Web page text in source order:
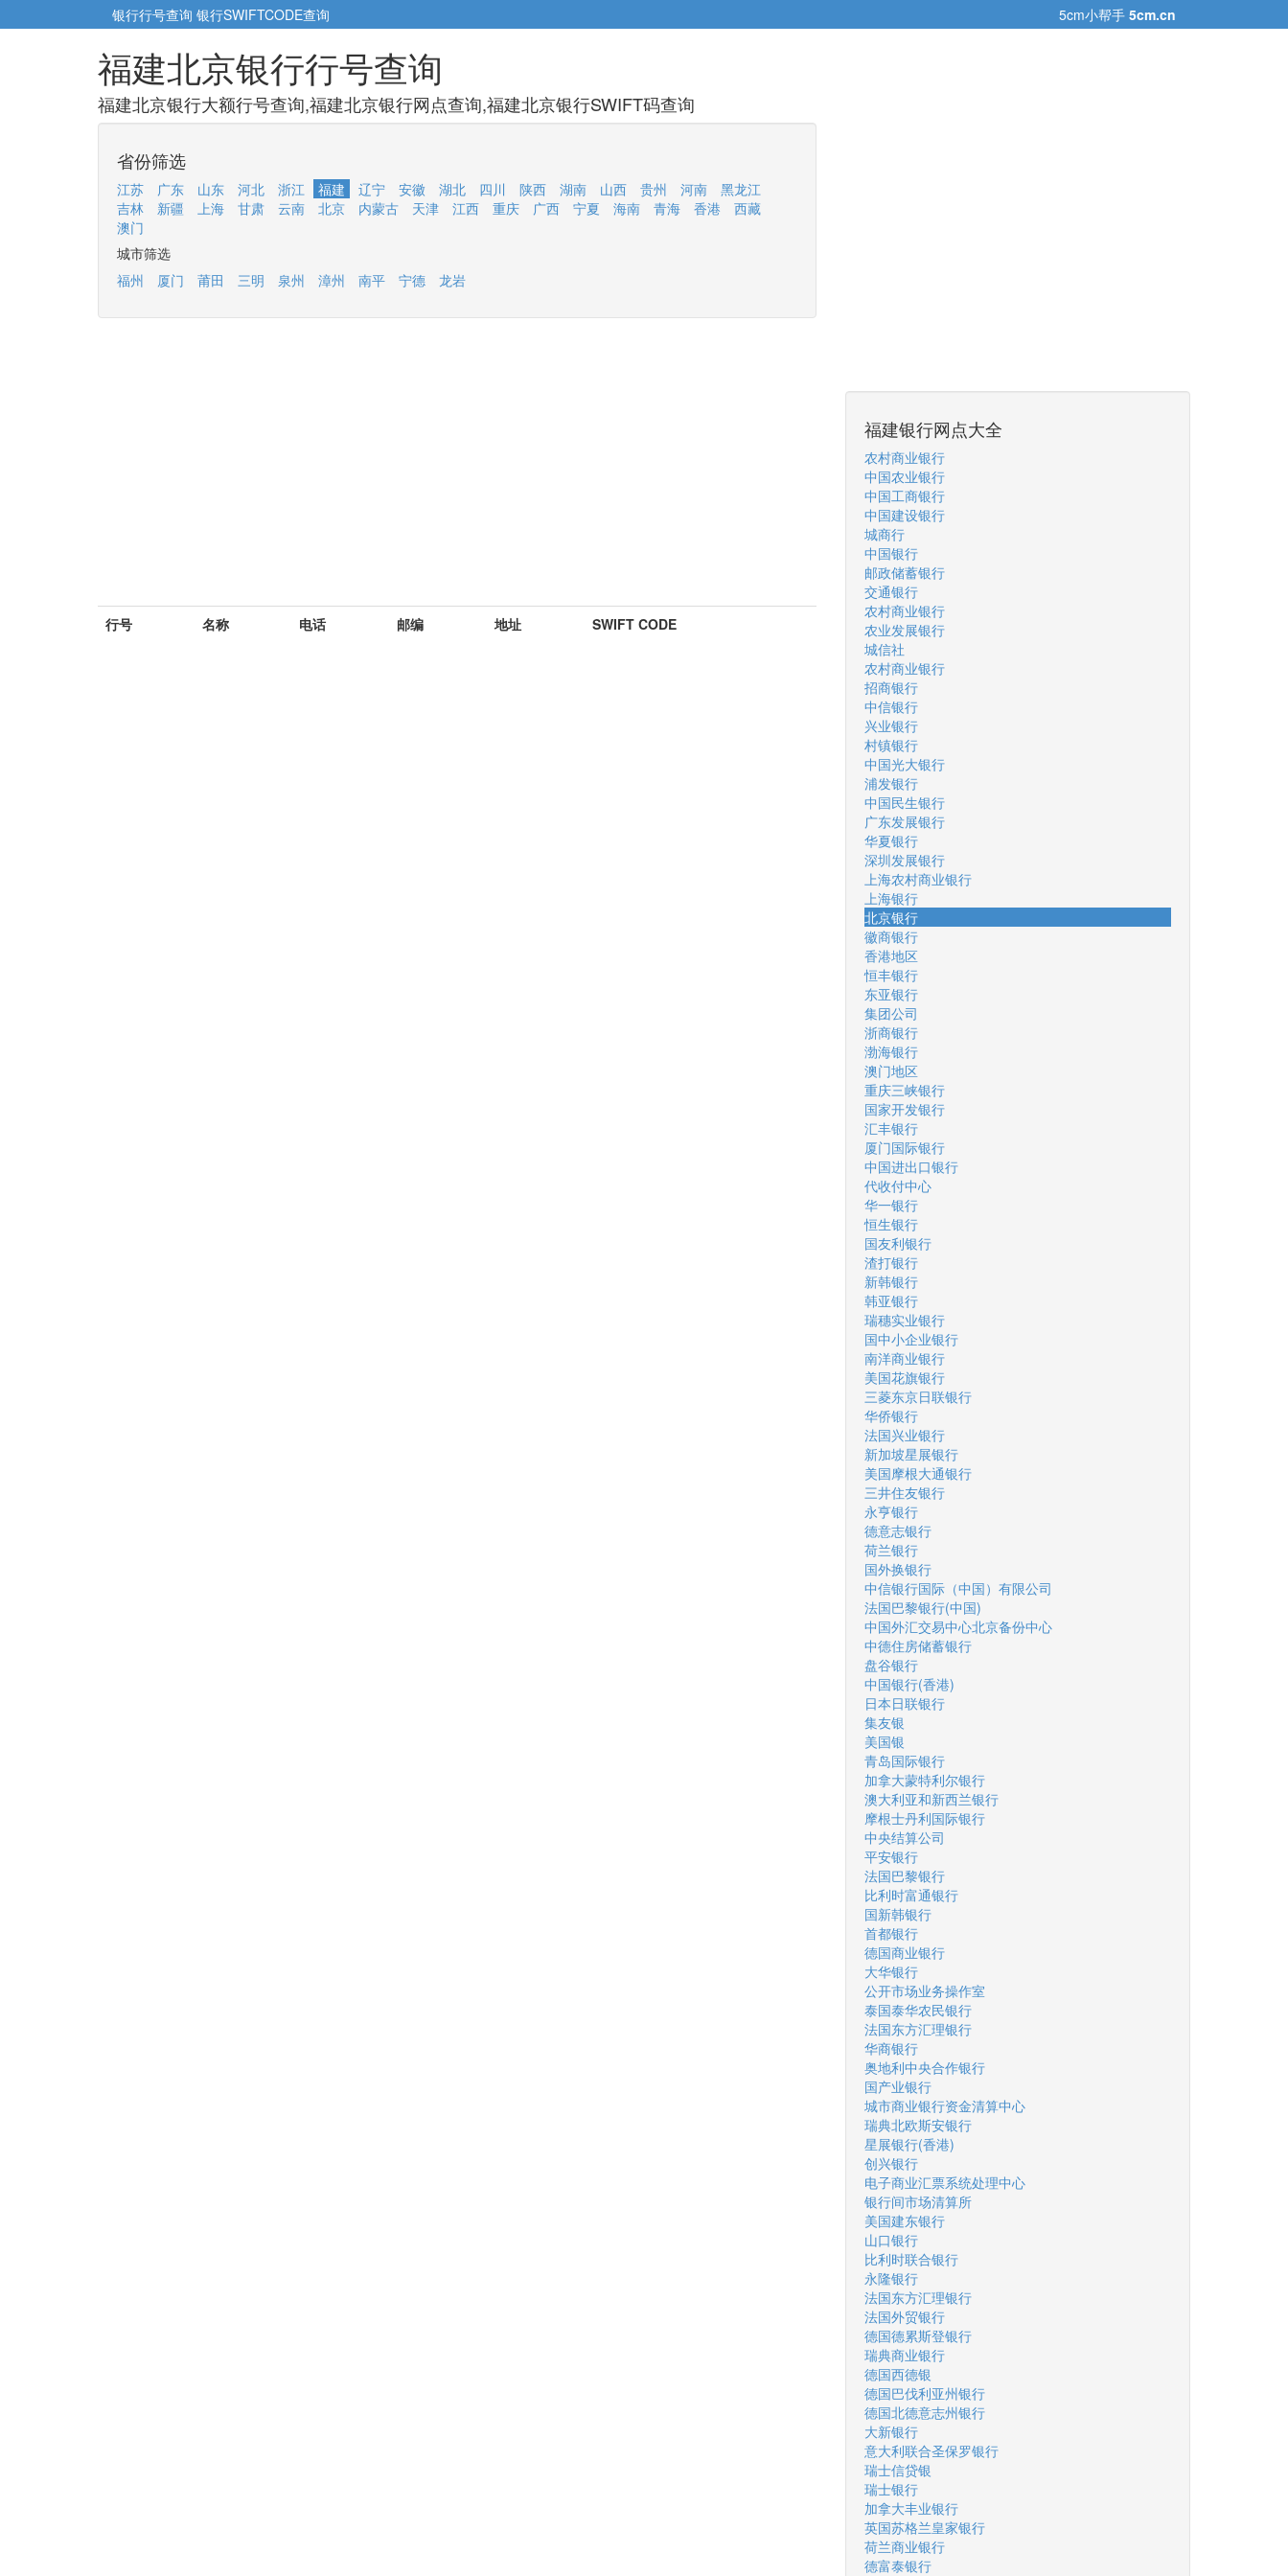
银行行号查询 银行SWIFTCODE查询 5cm小帮手 5cm.cn
福建北京银行行号查询
福建北京银行大额行号查询,福建北京银行网点查询,福建北京银行SWIFT码查询
省份筛选
江苏 广东 山东 河北 浙江 福建 辽宁 安徽 湖北 四川 陕西 湖南 山西 贵州 河南
黑龙江
吉林
新疆 上海 甘肃 云南 北京 内蒙古 天津 江西 重庆 广西 宁夏 海南 青海 香港
西藏
澳门
城市筛选
福州
厦门 莆田 三明 泉州 漳州 南平 宁德 龙岩
行号 名称 电话 邮编 地址 SWIFT CODE
福建银行网点大全
农村商业银行
中国农业银行
中国工商银行
中国建设银行
城商行
中国银行
邮政储蓄银行
交通银行
农村商业银行
农业发展银行
城信社
农村商业银行
招商银行
中信银行
兴业银行
村镇银行
中国光大银行
浦发银行
中国民生银行
广东发展银行
华夏银行
深圳发展银行
上海农村商业银行
上海银行
北京银行
徽商银行
香港地区
恒丰银行
东亚银行
集团公司
浙商银行
渤海银行
澳门地区
重庆三峡银行
国家开发银行
汇丰银行
厦门国际银行
中国进出口银行
代收付中心
华一银行
恒生银行
国友利银行
渣打银行
新韩银行
韩亚银行
瑞穗实业银行
国中小企业银行
南洋商业银行
美国花旗银行
三菱东京日联银行
华侨银行
法国兴业银行
新加坡星展银行
美国摩根大通银行
三井住友银行
永亨银行
德意志银行
荷兰银行
国外换银行
中信银行国际（中国）有限公司
法国巴黎银行(中国)
中国外汇交易中心北京备份中心
中德住房储蓄银行
盘谷银行
中国银行(香港)
日本日联银行
集友银
美国银
青岛国际银行
加拿大蒙特利尔银行
澳大利亚和新西兰银行
摩根士丹利国际银行
中央结算公司
平安银行
法国巴黎银行
比利时富通银行
国新韩银行
首都银行
德国商业银行
大华银行
公开市场业务操作室
泰国泰华农民银行
法国东方汇理银行
华商银行
奥地利中央合作银行
国产业银行
城市商业银行资金清算中心
瑞典北欧斯安银行
星展银行(香港)
创兴银行
电子商业汇票系统处理中心
银行间市场清算所
美国建东银行
山口银行
比利时联合银行
永隆银行
法国东方汇理银行
法国外贸银行
德国德累斯登银行
瑞典商业银行
德国西德银
德国巴伐利亚州银行
德国北德意志州银行
大新银行
意大利联合圣保罗银行
瑞士信贷银
瑞士银行
加拿大丰业银行
英国苏格兰皇家银行
荷兰商业银行
德富泰银行